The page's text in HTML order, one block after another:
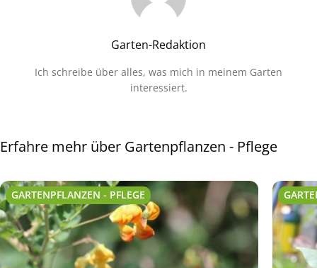
Garten-Redaktion
Ich schreibe über alles, was mich in meinem Garten
interessiert.
Erfahre mehr über Gartenpflanzen - Pflege
GARTENPFLANZEN - PFLEGE